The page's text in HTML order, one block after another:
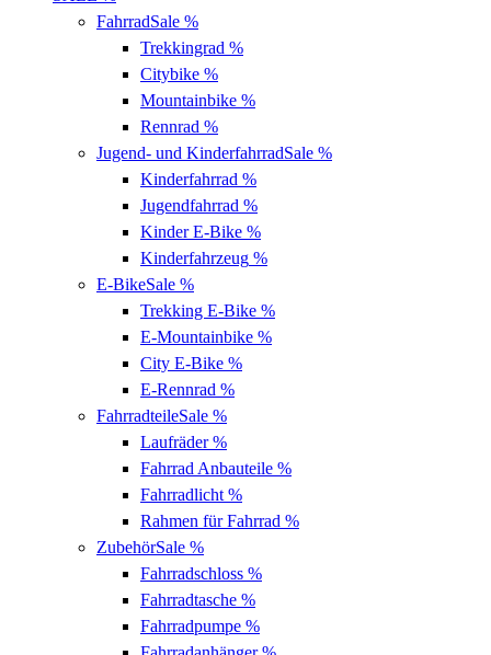
FahrradSale %
Trekkingrad %
Citybike %
Mountainbike %
Rennrad %
Jugend- und KinderfahrradSale %
Kinderfahrrad %
Jugendfahrrad %
Kinder E-Bike %
Kinderfahrzeug %
E-BikeSale %
Trekking E-Bike %
E-Mountainbike %
City E-Bike %
E-Rennrad %
FahrradteileSale %
Laufräder%
Fahrrad Anbauteile %
Fahrradlicht %
Rahmen für Fahrrad %
ZubehörSale %
Fahrradschloss %
Fahrradtasche %
Fahrradpumpe %